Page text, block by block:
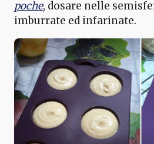
poche, dosare nelle
imburrate ed infarinate.